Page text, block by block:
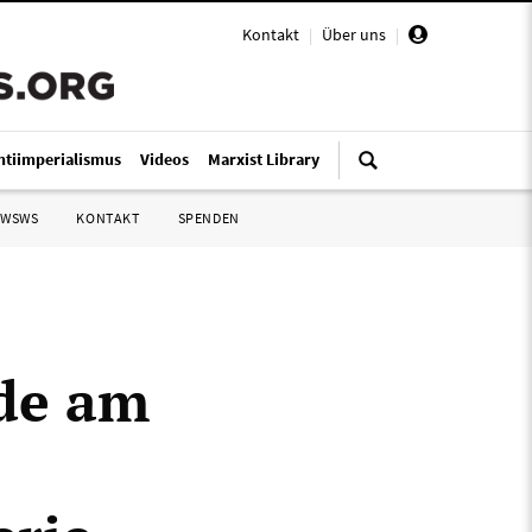
Kontakt | Über uns |
Videos Marxist Library
KONTAKT SPENDEN
am